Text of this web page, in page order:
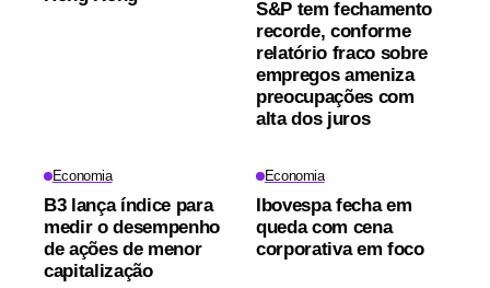
S&P tem fechamento
recorde, conforme
relatório fraco sobre
empregos ameniza
preocupações com
alta dos juros
Economia
B3 lança índice para
medir o desempenho
de ações de menor
capitalização
Economia
Ibovespa fecha em
queda com cena
corporativa em foco